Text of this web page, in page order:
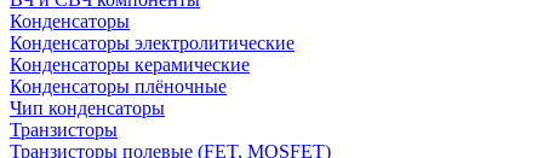
Конденсаторы
Конденсаторы электролитические
Конденсаторы керамические
Конденсаторы плёночные
Чип конденсаторы
Транзисторы
Транзисторы полевые (FET, MOSFET)